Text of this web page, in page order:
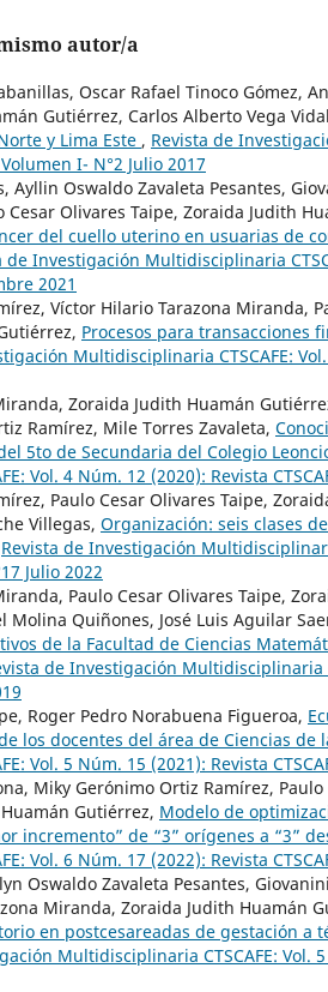
autor/a
Oscar Rafael Tinoco Gómez,
Gutiérrez, Carlos Alberto Vega
y Lima Este , Revista de
I- N°2 Julio 2017
Ayllin Oswaldo Zavaleta Pesantes,
Cesar Olivares Taipe, Zoraida Judith
del cuello uterino en usuarias de
de Investigación Multidisciplinaria
2021
Víctor Hilario Tarazona Miranda,
Procesos para transacciones
Multidisciplinaria CTSCAFE:
Zoraida Judith Huamán
Ramírez, Mile Torres Zavaleta,
5to de Secundaria del Colegio
Vol. 4 Núm. 12 (2020): Revista
Paulo Cesar Olivares Taipe,
Villegas, Organización: seis clases
Revista de Investigación
Julio 2022
Paulo Cesar Olivares Taipe,
Molina Quiñones, José Luis Aguilar
de la Facultad de Ciencias
de Investigación Multidisciplinaria
Roger Pedro Norabuena Figueroa,
los docentes del área de Ciencias de
Vol. 5 Núm. 15 (2021): Revista
Miky Gerónimo Ortiz Ramírez,
Gutiérrez, Modelo de
incremento” de “3” orígenes a “3”
Vol. 6 Núm. 17 (2022): Revista
Oswaldo Zavaleta Pesantes,
Miranda, Zoraida Judith Huamán
en postcesareadas de gestación a
Multidisciplinaria CTSCAFE: Vol.